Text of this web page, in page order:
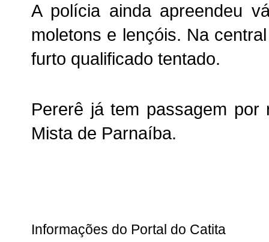
A polícia ainda apreendeu
moletons e lençóis. Na
furto qualificado tentado.
Pererê já tem passagem por
Mista de Parnaíba.
Informações do Portal do Catita